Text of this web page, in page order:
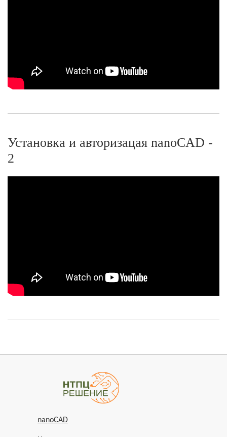
Установка и авторизацая nanoCAD -
2
nanoCAD